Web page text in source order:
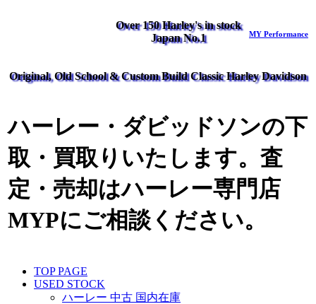
Over 150 Harley's in stock
Japan No.1
MY Performance
Original, Old School & Custom Build Classic Harley Davidson
ハーレー・ダビッドソンの下
取・買取りいたします。査
定・売却はハーレー専門店
MYPにご相談ください。
TOP PAGE
USED STOCK
ハーレー 中古 国内在庫